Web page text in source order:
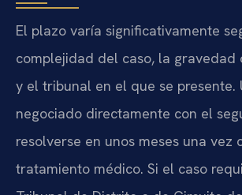
El plazo varía significativamente
complejidad del caso, la gravedad
y el tribunal en el que se presente.
negociado directamente con el
resolverse en unos meses una vez
tratamiento médico. Si el caso